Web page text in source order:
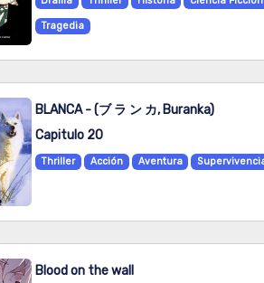
Tragedia
BLANCA - (ブ ラ ン カ, Buranka)
Capitulo 20
Thriller Acción Aventura
Blood on the wall